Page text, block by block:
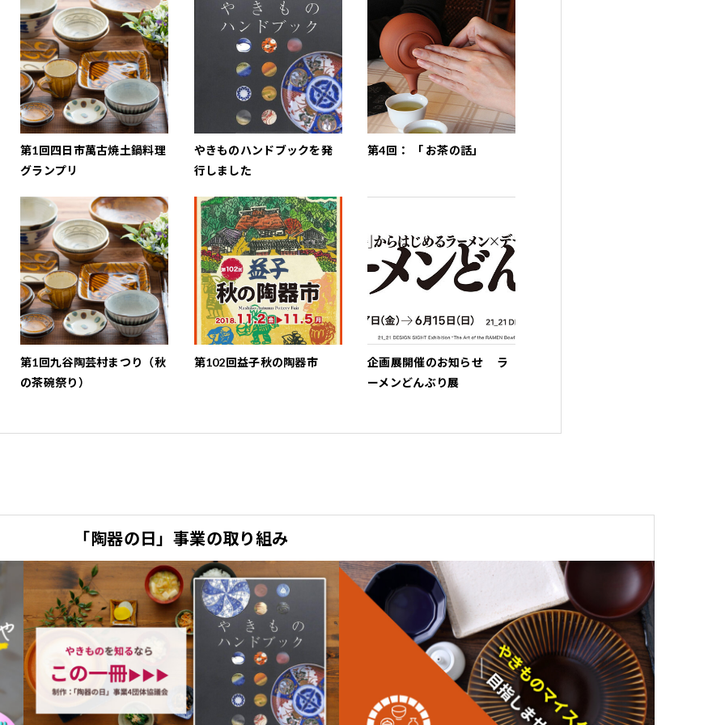
第1回四日市萬古焼土鍋料理
グランプリ
やきものハンドブックを発
行しました
第4回： 「 お茶の話」
第1回九谷陶芸村まつり（秋
の茶碗祭り）
第102回益子秋の陶器市
企画展開催のお知らせ ラ
ーメンどんぶり展
「陶器の日」事業の取り組み